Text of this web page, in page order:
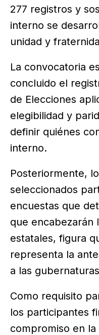
277 registros y
interno se
unidad y
La convocatoria
concluido el
de Elecciones
elegibilidad y
definir quiénes
interno.
Posteriormente,
seleccionados
encuestas que
que encabezarán
estatales, figura
representa la
a las
Como requisito
los participantes
compromiso en